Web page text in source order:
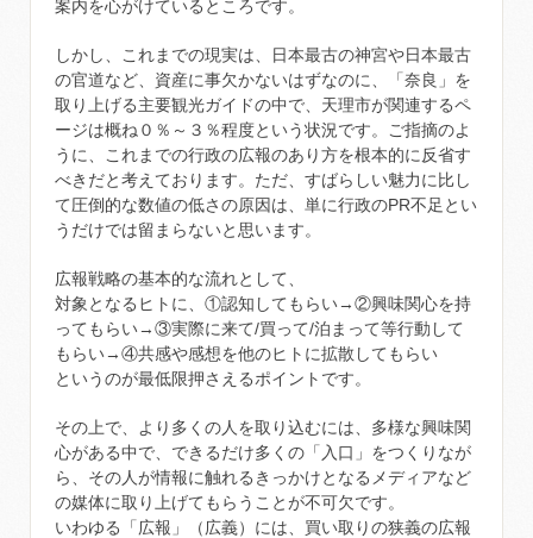
案内を心がけているところです。
しかし、これまでの現実は、日本最古の神宮や日本最古
の官道など、資産に事欠かないはずなのに、「奈良」を
取り上げる主要観光ガイドの中で、天理市が関連するペ
ージは概ね０％～３％程度という状況です。ご指摘のよ
うに、これまでの行政の広報のあり方を根本的に反省す
べきだと考えております。ただ、すばらしい魅力に比し
て圧倒的な数値の低さの原因は、単に行政のPR不足とい
うだけでは留まらないと思います。
広報戦略の基本的な流れとして、
対象となるヒトに、①認知してもらい→②興味関心を持
ってもらい→③実際に来て/買って/泊まって等行動して
もらい→④共感や感想を他のヒトに拡散してもらい
というのが最低限押さえるポイントです。
その上で、より多くの人を取り込むには、多様な興味関
心がある中で、できるだけ多くの「入口」をつくりなが
ら、その人が情報に触れるきっかけとなるメディアなど
の媒体に取り上げてもらうことが不可欠です。
いわゆる「広報」（広義）には、買い取りの狭義の広報